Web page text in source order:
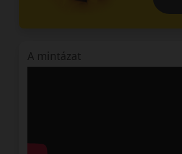
A mintázat